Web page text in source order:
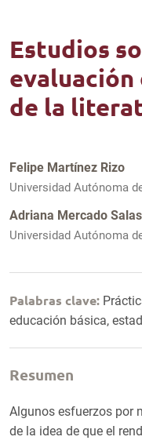
Estudios
evaluación
de la
Felipe Martínez Rizo
Universidad Autónoma
Adriana Mercado Salas
Universidad Autónoma
Palabras clave:
educación básica,
Resumen
Algunos esfuerzos por
de la idea de que el